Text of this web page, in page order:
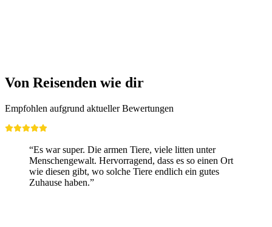
Von Reisenden wie dir
Empfohlen aufgrund aktueller Bewertungen
“Es war super. Die armen Tiere, viele litten unter
Menschengewalt. Hervorragend, dass es so einen Ort
wie diesen gibt, wo solche Tiere endlich ein gutes
Zuhause haben.”